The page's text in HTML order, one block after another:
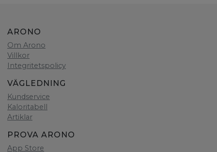
ARONO
Om Arono
Villkor
Integritetspolicy
VÄGLEDNING
Kundservice
Kaloritabell
Artiklar
PROVA ARONO
App Store